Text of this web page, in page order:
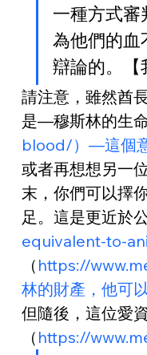
一種方式
為他們的血
辯論的。【
請注意，雖然酋
是—穆斯林的生
blood/）—這個意
或者再想想另一
末，你們可以擇
足。這是更近於
equivalent-to-
（ https://
林的財產，他可
但隨後，這位愛
（ https://